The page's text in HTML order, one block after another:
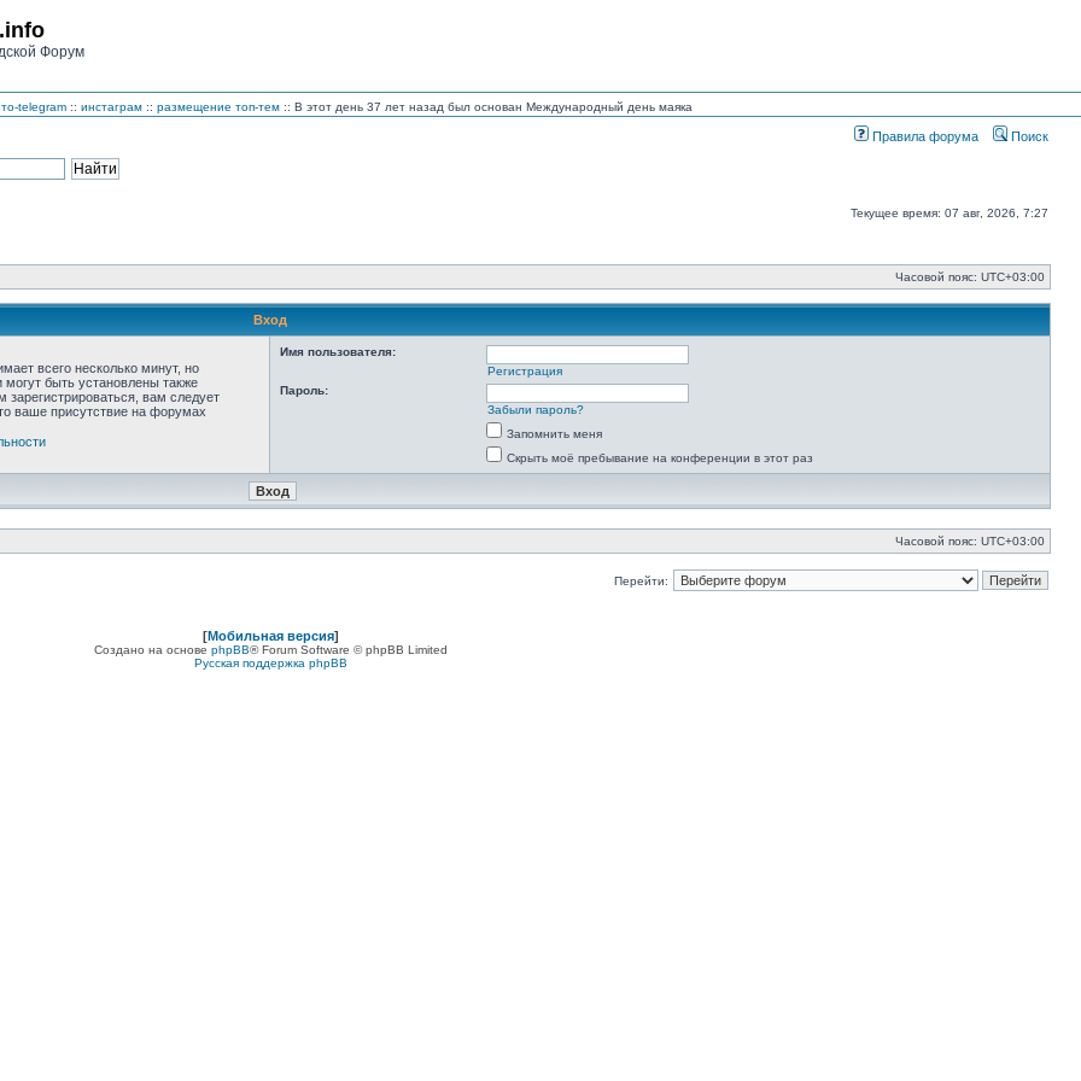
Форум
telegram :: инстаграм :: размещение топ-тем :: В этот день 37 лет назад был основан Международный день маяка
Правила форума Поиск
Текущее время: 07 авг, 2026, 7:27
Часовой пояс: UTC+03:00
Вход
всего несколько минут, но
быть установлены также
зарегистрироваться, вам следует
ваше присутствие на форумах
Имя пользователя:
Регистрация
Пароль:
Забыли пароль?
Запомнить меня
Скрыть моё пребывание на конференции в этот раз
Часовой пояс: UTC+03:00
Перейти:
[Мобильная версия]
Создано на основе phpBB® Forum Software © phpBB Limited
Русская поддержка phpBB